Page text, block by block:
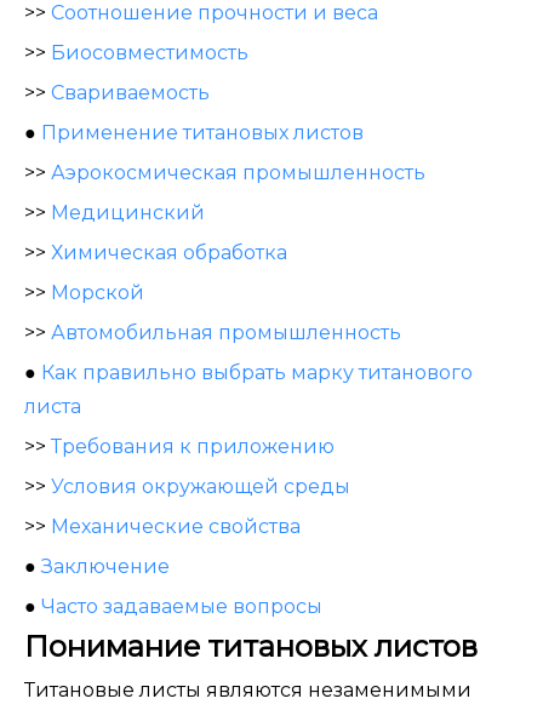
>> Соотношение прочности и веса
>> Биосовместимость
>> Свариваемость
● Применение титановых листов
>> Аэрокосмическая промышленность
>> Медицинский
>> Химическая обработка
>> Морской
>> Автомобильная промышленность
● Как правильно выбрать марку титанового
листа
>> Требования к приложению
>> Условия окружающей среды
>> Механические свойства
●Заключение
● Часто задаваемые вопросы
Понимание титановых листов
Титановые листы являются незаменимыми